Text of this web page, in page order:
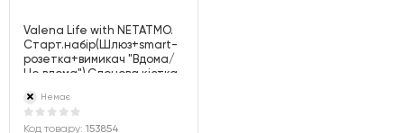
Valena Life with NETATMO.
Старт.набір(Шлюз+smart-
розетка+вимикач "Вдома/
Не вдома").Слонова кістка
Немає
Код товару: 153854